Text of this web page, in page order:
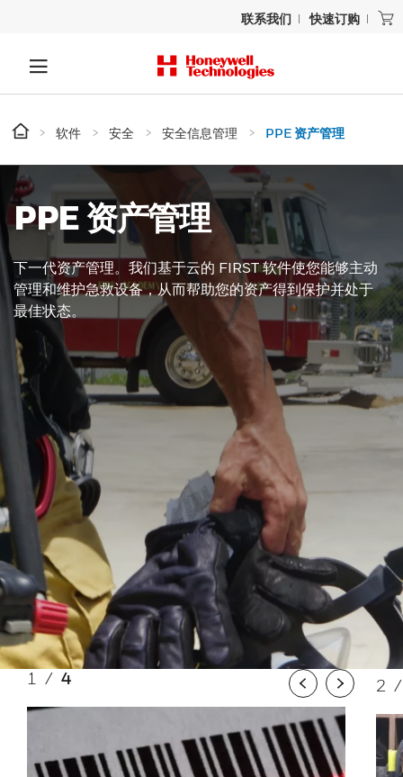
联系我们 快速订购
软件 安全 安全信息管理 PPE 资产管理
PPE 资产管理
下一代资产管理。我们基于云的 FIRST 软件使您能够主动
管理和维护急救设备，从而帮助您的资产得到保护并处于
最佳状态。
1 / 4 2
Previous
Next